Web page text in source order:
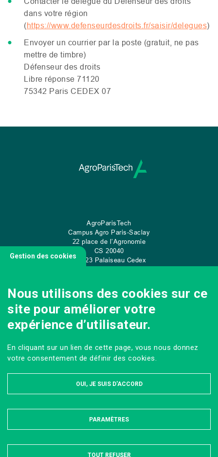
dans votre région
(https://www.defenseurdesdroits.fr/saisir/delegues)
Envoyer un courrier par la poste (gratuit, ne pas
mettre de timbre)
Défenseur des droits
Libre réponse 71120
75342 Paris CEDEX 07
AgroParisTech
Campus Agro Paris-Saclay
22 place de l’Agronomie
CS 20040
91 123 Palaiseau Cedex
CONTACT
MENTIONS LÉGALES ET DONNÉES PERSONNELLES
Gestion des cookies
Nous utilisons des cookies sur ce
site pour améliorer votre
expérience d’utilisateur.
En cliquant sur un lien de cette page, vous nous donnez
votre consentement de définir des cookies.
OUI, JE SUIS D'ACCORD
MASQUER
PARAMÈTRES
TOUT REFUSER